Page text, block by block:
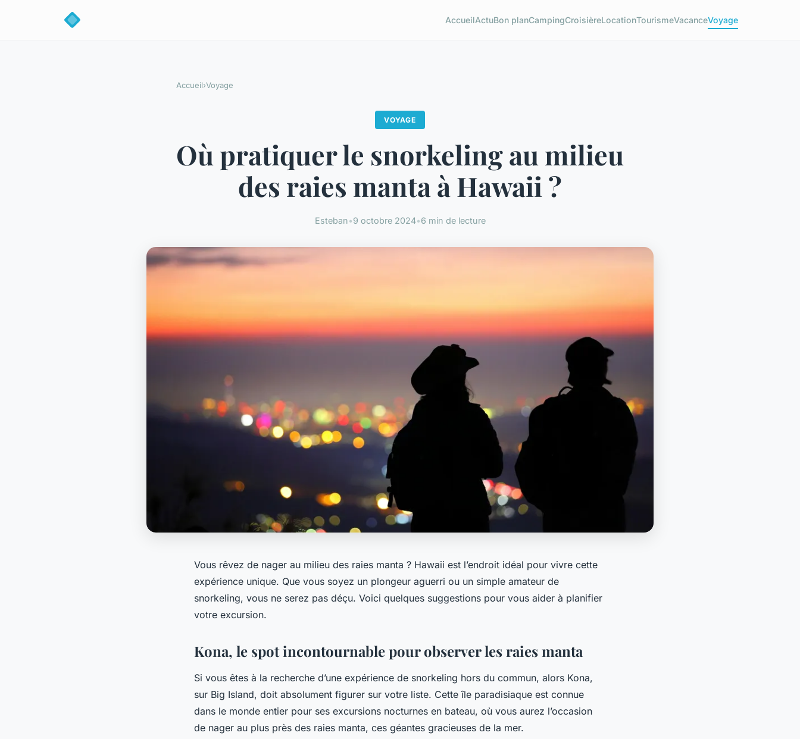
AccueilActuBon planCampingCroisièreLocationTourismeVacanceVoyage
Accueil›Voyage
VOYAGE
Où pratiquer le snorkeling au milieu
des raies manta à Hawaii ?
Esteban•9 octobre 2024•6 min de lecture
Vous rêvez de nager au milieu des raies manta ? Hawaii est l’endroit idéal pour vivre cette
expérience unique. Que vous soyez un plongeur aguerri ou un simple amateur de
snorkeling, vous ne serez pas déçu. Voici quelques suggestions pour vous aider à planifier
votre excursion.
Kona, le spot incontournable pour observer les raies manta
Si vous êtes à la recherche d’une expérience de snorkeling hors du commun, alors Kona,
sur Big Island, doit absolument figurer sur votre liste. Cette île paradisiaque est connue
dans le monde entier pour ses excursions nocturnes en bateau, où vous aurez l’occasion
de nager au plus près des raies manta, ces géantes gracieuses de la mer.